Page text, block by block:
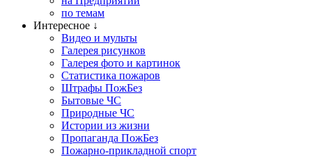
по темам
Интересное ↓
Видео и мульты
Галерея рисунков
Галерея фото и картинок
Статистика пожаров
Штрафы ПожБез
Бытовые ЧС
Природные ЧС
Истории из жизни
Пропаганда ПожБез
Пожарно-прикладной спорт